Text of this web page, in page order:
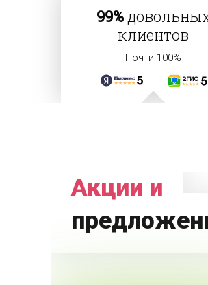
99%
клиентов
Почти 100%
Акции и